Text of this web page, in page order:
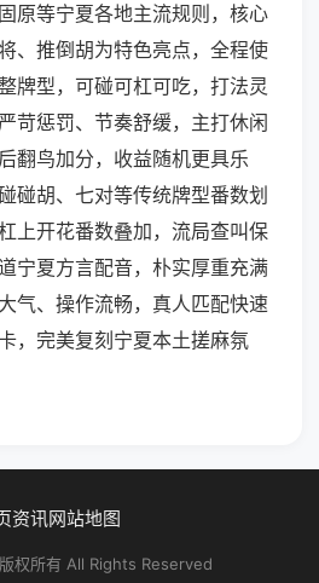
原等宁夏各地主流规则，核心
、推倒胡为特色亮点，全程使
牌型，可碰可杠可吃，打法灵
苛惩罚、节奏舒缓，主打休闲
翻鸟加分，收益随机更具乐
碰胡、七对等传统牌型番数划
上开花番数叠加，流局查叫保
宁夏方言配音，朴实厚重充满
气、操作流畅，真人匹配快速
，完美复刻宁夏本土搓麻氛
资讯网站地图
权所有 All Rights Reserved